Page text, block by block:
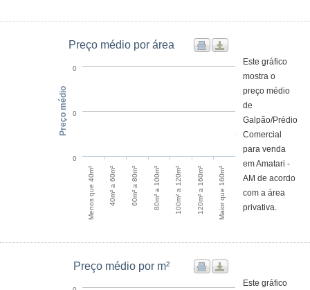
Preço médio por área
Menos que 40m² 40m² a 60m² 60m² a 80m² 80m² a 100m² 100m² a 120m² 120m² a 160m² Maior que 160m²
0
0
0
Preço médio
Este gráfico
mostra o
preço médio
de
Galpão/Prédio
Comercial
para venda
em Amatari -
AM de acordo
com a área
privativa.
Preço médio por m²
Este gráfico